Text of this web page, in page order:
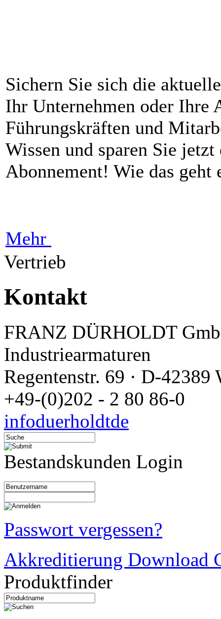
Sichern Sie sich die
Ihr Unternehmen oder Ihre
Führungskräften und
Wissen und sparen Sie
Abonnement! Wie das geht
Mehr
Vertrieb
Kontakt
FRANZ DÜRHOLDT
Industriearmaturen
Regentenstr. 69 · D-42389
+49-(0)202 - 2 80 86-0
infoduerholdtde
Bestandskunden Login
Passwort vergessen?
Akkreditierung Download
Produktfinder